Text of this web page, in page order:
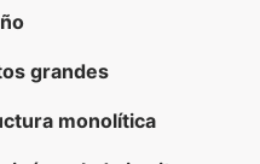
grandes
monolítica